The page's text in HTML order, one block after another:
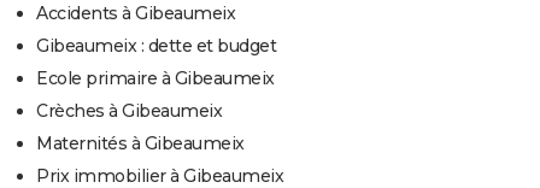
Accidents à Gibeaumeix
Gibeaumeix : dette et budget
Ecole primaire à Gibeaumeix
Crèches à Gibeaumeix
Maternités à Gibeaumeix
Prix immobilier à Gibeaumeix